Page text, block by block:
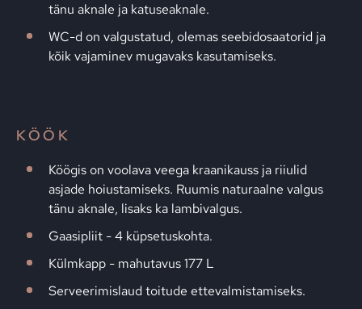
tänu aknale ja katuseaknale.
WC-d on valgustatud, olemas seebidosaatorid ja
kõik vajaminev mugavaks kasutamiseks.
KÖÖK
Köögis on voolava veega kraanikauss ja riiulid
asjade hoiustamiseks. Ruumis naturaalne valgus
tänu aknale, lisaks ka lambivalgus.
Gaasipliit - 4 küpsetuskohta.
Külmkapp - mahutavus 177 L
Serveerimislaud toitude ettevalmistamiseks.